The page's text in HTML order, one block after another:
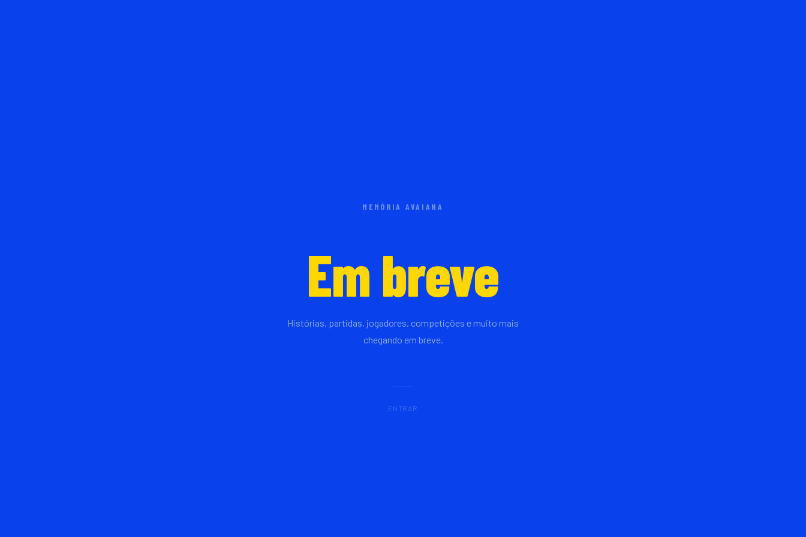
MEMÓRIA AVAIANA
Em breve
Histórias, partidas, jogadores, competições e muito mais
chegando em breve.
ENTRAR